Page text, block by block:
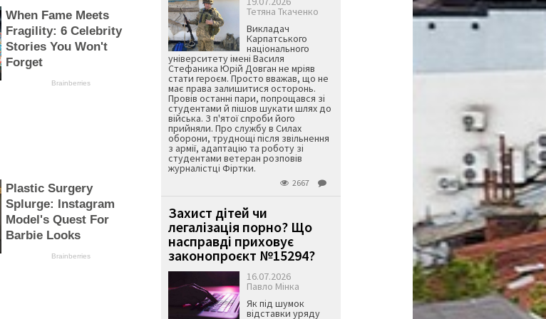
When Fame Meets
Fragility: 6 Celebrity
Stories You Won't
Forget
Brainberries
Plastic Surgery
Splurge: Instagram
Model's Quest For
Barbie Looks
Brainberries
Тетяна Ткаченко
Викладач
Карпатського
національного
університету імені Василя
Стефаника Юрій Довган не мріяв
стати героєм. Просто вважав, що не
має права залишитися осторонь.
Провів останні пари, попрощався зі
студентами й пішов шукати шлях до
війська. З п'ятої спроби його
прийняли. Про службу в Силах
оборони, труднощі після звільнення
з армії, адаптацію та роботу зі
студентами ветеран розповів
журналістці Фіртки.
2667
Захист дітей чи
легалізація порно? Що
насправді приховує
законопроєкт №15294?
16.07.2026
Павло Мінка
Як під шумок
відставки уряду